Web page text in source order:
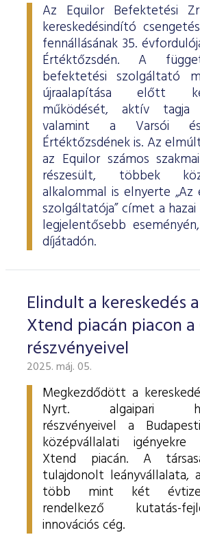
Az Equilor Befektetési
kereskedésindító
fennállásának 35.
Értéktőzsdén. A
befektetési szolgáltató
újraalapítása előtt
működését, aktív tagja
valamint a Varsói
Értéktőzsdének is. Az
az Equilor számos
részesült, többek
alkalommal is elnyerte
szolgáltatója” címet a
legjelentősebb
díjátadón.
Elindult a kereskedés
Xtend piacán piacon a
részvényeivel
2025. máj. 05.
Megkezdődött a
Nyrt. algaipari
részvényeivel a
középvállalati
Xtend piacán. A
tulajdonolt leányvállalata,
több mint két
rendelkező kutatás-
innovációs cég.